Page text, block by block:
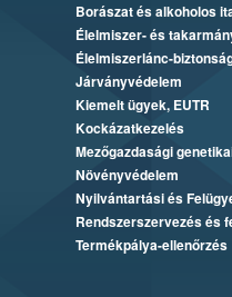
Borászat és alkoholos
Élelmiszer- és
Élelmiszerlánc-
Járványvédelem
Kiemelt ügyek, EUTR
Kockázatkezelés
Mezőgazdasági
Növényvédelem
Nyilvántartási és
Rendszerszervezés és
Termékpálya-ellenőrzés